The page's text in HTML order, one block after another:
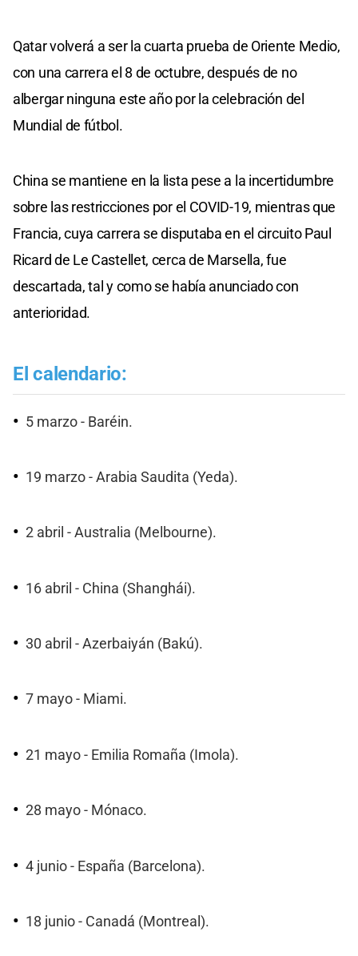
Qatar volverá a ser la cuarta prueba de Oriente Medio,
con una carrera el 8 de octubre, después de no
albergar ninguna este año por la celebración del
Mundial de fútbol.
China se mantiene en la lista pese a la incertidumbre
sobre las restricciones por el COVID-19, mientras que
Francia, cuya carrera se disputaba en el circuito Paul
Ricard de Le Castellet, cerca de Marsella, fue
descartada, tal y como se había anunciado con
anterioridad.
El calendario:
5 marzo - Baréin.
19 marzo - Arabia Saudita (Yeda).
2 abril - Australia (Melbourne).
16 abril - China (Shanghái).
30 abril - Azerbaiyán (Bakú).
7 mayo - Miami.
21 mayo - Emilia Romaña (Imola).
28 mayo - Mónaco.
4 junio - España (Barcelona).
18 junio - Canadá (Montreal).